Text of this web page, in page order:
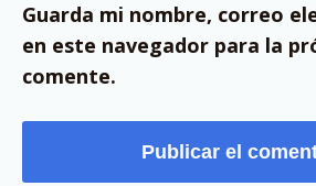
Guarda mi nombre, correo
en este navegador para la
comente.